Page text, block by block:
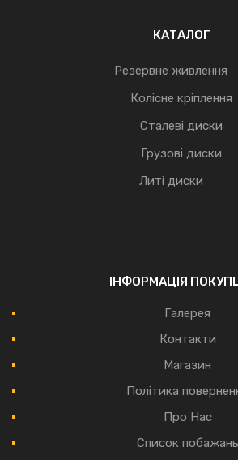
КАТАЛОГ
Резервне живлення
Колісне кріплення
Сталеві диски
Грузові диски
Литі диски
ІНФОРМАЦІЯ
Галерея
Контакти
Магазин
Політика
Про Нас
Список побажань